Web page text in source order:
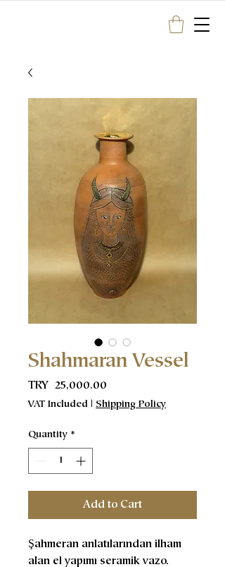
Shahmaran Vessel
TRY 25,000.00
VAT Included | Shipping Policy
Quantity *
Add to Cart
Şahmeran anlatılarından ilham
alan el yapımı seramik vazo.